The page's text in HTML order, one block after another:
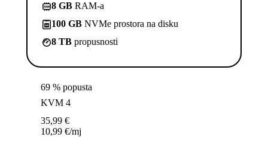
8 GB RAM-a
100 GB NVMe prostora na disku
8 TB propusnosti
69 % popusta
KVM 4
35,99 €
10,99 €/mj